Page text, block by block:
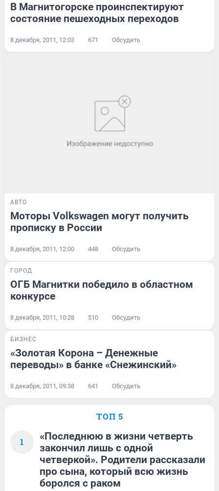
В Магнитогорске проинспектируют
состояние пешеходных переходов
8 декабря, 2011, 12:03 671 Обсудить
АВТО
Моторы Volkswagen могут получить
прописку в России
8 декабря, 2011, 12:00 448 Обсудить
ГОРОД
ОГБ Магнитки победило в областном
конкурсе
8 декабря, 2011, 10:28 510 Обсудить
БИЗНЕС
«Золотая Корона – Денежные
переводы» в банке «Снежинский»
8 декабря, 2011, 09:38 641 Обсудить
ТОП 5
1
«Последнюю в жизни четверть
закончил лишь с одной
четверкой». Родители рассказали
про сына, который всю жизнь
боролся с раком